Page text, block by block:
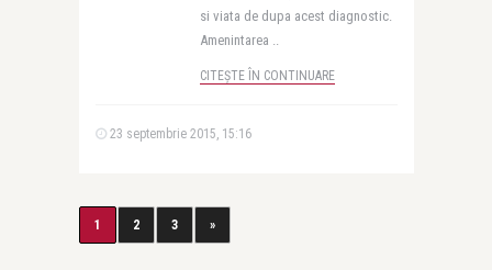
si viata de dupa acest diagnostic.
Amenintarea ..
CITEȘTE ÎN CONTINUARE
23 septembrie 2015, 15:16
1 2 3 »